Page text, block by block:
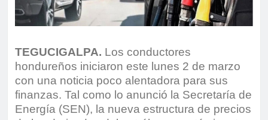
TEGUCIGALPA. Los conductores
hondureños iniciaron este lunes 2 de marzo
con una noticia poco alentadora para sus
finanzas. Tal como lo anunció la Secretaría de
Energía (SEN), la nueva estructura de precios